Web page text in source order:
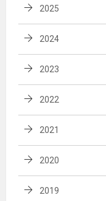
2025
2024
2023
2022
2021
2020
2019